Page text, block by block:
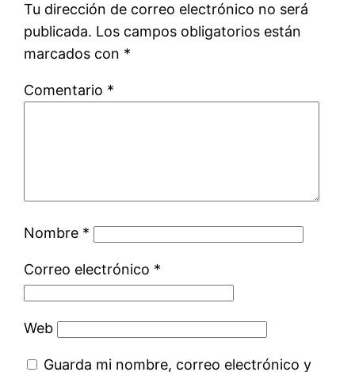
Tu dirección de correo electrónico no será
publicada. Los campos obligatorios están
marcados con *
Comentario *
Nombre *
Correo electrónico *
Web
Guarda mi nombre, correo electrónico y